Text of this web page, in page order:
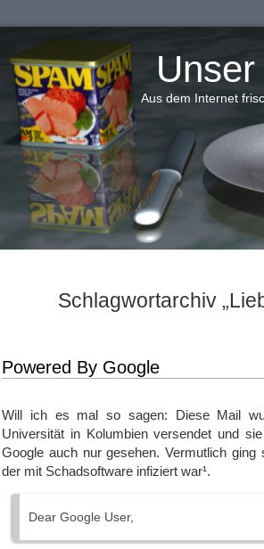
Aus dem Internet
Schlagwortarchiv
Powered By Google
Will ich es mal so sagen: Diese Mail
Universität in Kolumbien versendet und
Google auch nur gesehen. Vermutlich
der mit Schadsoftware infiziert war¹.
Dear Google User,